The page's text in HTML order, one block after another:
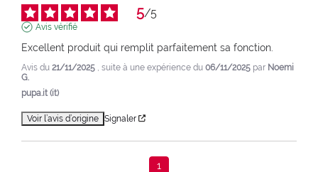
5/5
Avis vérifié
Excellent produit qui remplit parfaitement sa fonction.
Avis du 21/11/2025 , suite à une expérience du 06/11/2025 par Noemi
G.
pupa.it (it)
Voir l’avis d’origine Signaler
1